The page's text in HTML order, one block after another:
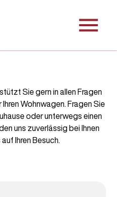
menu
Sie gern in allen Fragen
Wohnwagen. Fragen Sie
oder unterwegs einen
uns zuverlässig bei Ihnen
Ihren Besuch.